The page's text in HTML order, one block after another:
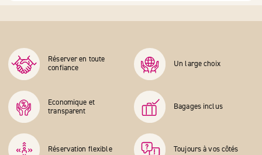
Réserver en toute
confiance
Un large choix
Economique et
transparent
Bagages inclus
Réservation flexible Toujours à vos côtés